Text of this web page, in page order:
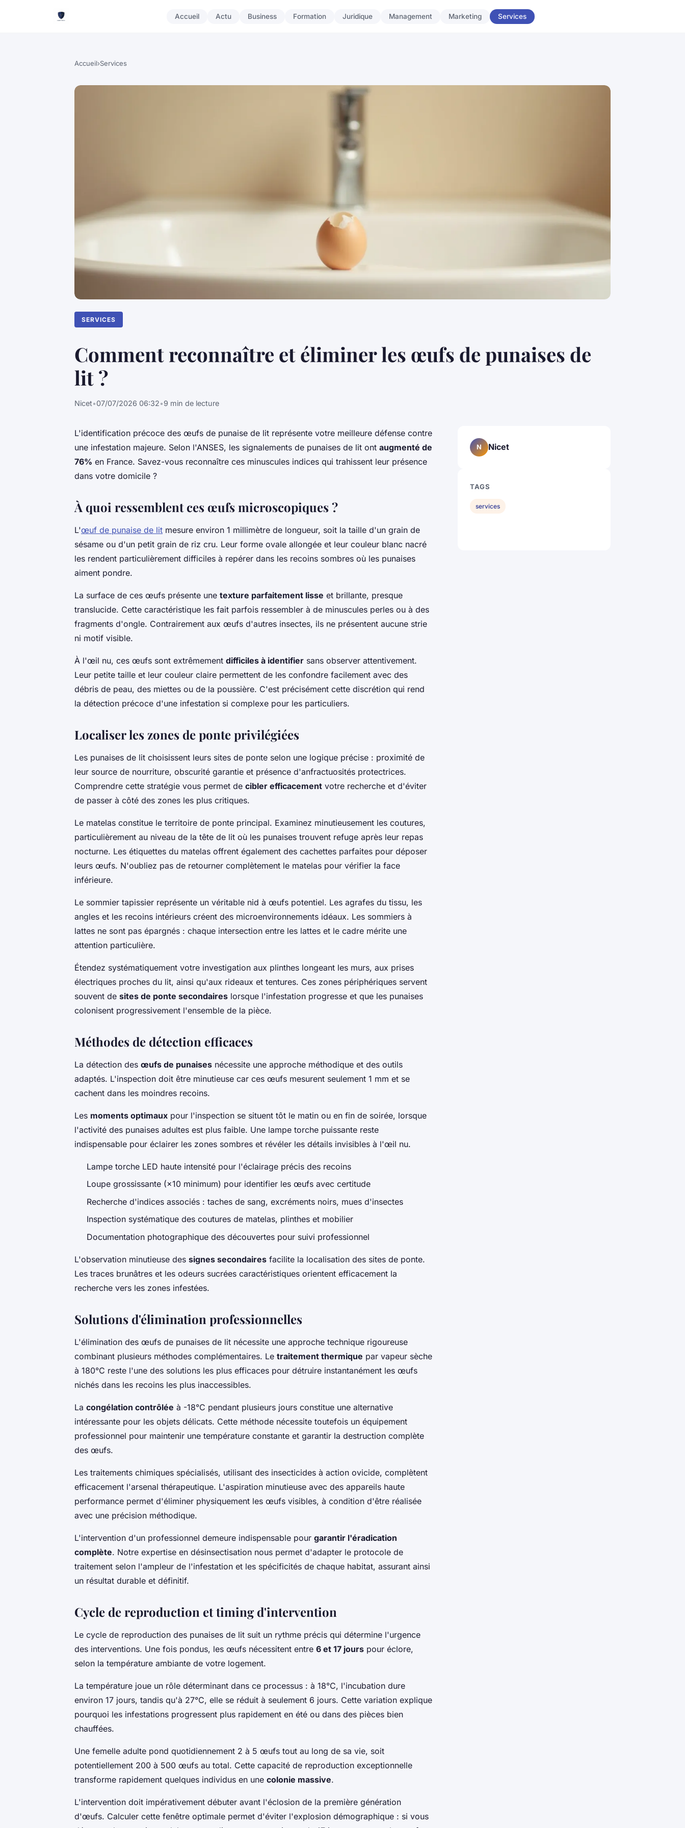
Accueil Actu Business Formation Juridique Management Marketing Services
Accueil›Services
SERVICES
Comment reconnaître et éliminer les œufs de punaises de
lit ?
Nicet•07/07/2026 06:32•9 min de lecture
L'identification précoce des œufs de punaise de lit représente votre meilleure défense contre
une infestation majeure. Selon l'ANSES, les signalements de punaises de lit ont augmenté de
76% en France. Savez-vous reconnaître ces minuscules indices qui trahissent leur présence
dans votre domicile ?
À quoi ressemblent ces œufs microscopiques ?
L'œuf de punaise de lit mesure environ 1 millimètre de longueur, soit la taille d'un grain de
sésame ou d'un petit grain de riz cru. Leur forme ovale allongée et leur couleur blanc nacré
les rendent particulièrement difficiles à repérer dans les recoins sombres où les punaises
aiment pondre.
La surface de ces œufs présente une texture parfaitement lisse et brillante, presque
translucide. Cette caractéristique les fait parfois ressembler à de minuscules perles ou à des
fragments d'ongle. Contrairement aux œufs d'autres insectes, ils ne présentent aucune strie
ni motif visible.
À l'œil nu, ces œufs sont extrêmement difficiles à identifier sans observer attentivement.
Leur petite taille et leur couleur claire permettent de les confondre facilement avec des
débris de peau, des miettes ou de la poussière. C'est précisément cette discrétion qui rend
la détection précoce d'une infestation si complexe pour les particuliers.
Localiser les zones de ponte privilégiées
Les punaises de lit choisissent leurs sites de ponte selon une logique précise : proximité de
leur source de nourriture, obscurité garantie et présence d'anfractuosités protectrices.
Comprendre cette stratégie vous permet de cibler efficacement votre recherche et d'éviter
de passer à côté des zones les plus critiques.
Le matelas constitue le territoire de ponte principal. Examinez minutieusement les coutures,
particulièrement au niveau de la tête de lit où les punaises trouvent refuge après leur repas
nocturne. Les étiquettes du matelas offrent également des cachettes parfaites pour déposer
leurs œufs. N'oubliez pas de retourner complètement le matelas pour vérifier la face
inférieure.
Le sommier tapissier représente un véritable nid à œufs potentiel. Les agrafes du tissu, les
angles et les recoins intérieurs créent des microenvironnements idéaux. Les sommiers à
lattes ne sont pas épargnés : chaque intersection entre les lattes et le cadre mérite une
attention particulière.
Étendez systématiquement votre investigation aux plinthes longeant les murs, aux prises
électriques proches du lit, ainsi qu'aux rideaux et tentures. Ces zones périphériques servent
souvent de sites de ponte secondaires lorsque l'infestation progresse et que les punaises
colonisent progressivement l'ensemble de la pièce.
Méthodes de détection efficaces
La détection des œufs de punaises nécessite une approche méthodique et des outils
adaptés. L'inspection doit être minutieuse car ces œufs mesurent seulement 1 mm et se
cachent dans les moindres recoins.
Les moments optimaux pour l'inspection se situent tôt le matin ou en fin de soirée, lorsque
l'activité des punaises adultes est plus faible. Une lampe torche puissante reste
indispensable pour éclairer les zones sombres et révéler les détails invisibles à l'œil nu.
Lampe torche LED haute intensité pour l'éclairage précis des recoins
Loupe grossissante (×10 minimum) pour identifier les œufs avec certitude
Recherche d'indices associés : taches de sang, excréments noirs, mues d'insectes
Inspection systématique des coutures de matelas, plinthes et mobilier
Documentation photographique des découvertes pour suivi professionnel
L'observation minutieuse des signes secondaires facilite la localisation des sites de ponte.
Les traces brunâtres et les odeurs sucrées caractéristiques orientent efficacement la
recherche vers les zones infestées.
Solutions d'élimination professionnelles
L'élimination des œufs de punaises de lit nécessite une approche technique rigoureuse
combinant plusieurs méthodes complémentaires. Le traitement thermique par vapeur sèche
à 180°C reste l'une des solutions les plus efficaces pour détruire instantanément les œufs
nichés dans les recoins les plus inaccessibles.
La congélation contrôlée à -18°C pendant plusieurs jours constitue une alternative
intéressante pour les objets délicats. Cette méthode nécessite toutefois un équipement
professionnel pour maintenir une température constante et garantir la destruction complète
des œufs.
Les traitements chimiques spécialisés, utilisant des insecticides à action ovicide, complètent
efficacement l'arsenal thérapeutique. L'aspiration minutieuse avec des appareils haute
performance permet d'éliminer physiquement les œufs visibles, à condition d'être réalisée
avec une précision méthodique.
L'intervention d'un professionnel demeure indispensable pour garantir l'éradication
complète. Notre expertise en désinsectisation nous permet d'adapter le protocole de
traitement selon l'ampleur de l'infestation et les spécificités de chaque habitat, assurant ainsi
un résultat durable et définitif.
Cycle de reproduction et timing d'intervention
Le cycle de reproduction des punaises de lit suit un rythme précis qui détermine l'urgence
des interventions. Une fois pondus, les œufs nécessitent entre 6 et 17 jours pour éclore,
selon la température ambiante de votre logement.
La température joue un rôle déterminant dans ce processus : à 18°C, l'incubation dure
environ 17 jours, tandis qu'à 27°C, elle se réduit à seulement 6 jours. Cette variation explique
pourquoi les infestations progressent plus rapidement en été ou dans des pièces bien
chauffées.
Une femelle adulte pond quotidiennement 2 à 5 œufs tout au long de sa vie, soit
potentiellement 200 à 500 œufs au total. Cette capacité de reproduction exceptionnelle
transforme rapidement quelques individus en une colonie massive.
L'intervention doit impérativement débuter avant l'éclosion de la première génération
d'œufs. Calculer cette fenêtre optimale permet d'éviter l'explosion démographique : si vous
N Nicet
TAGS
services